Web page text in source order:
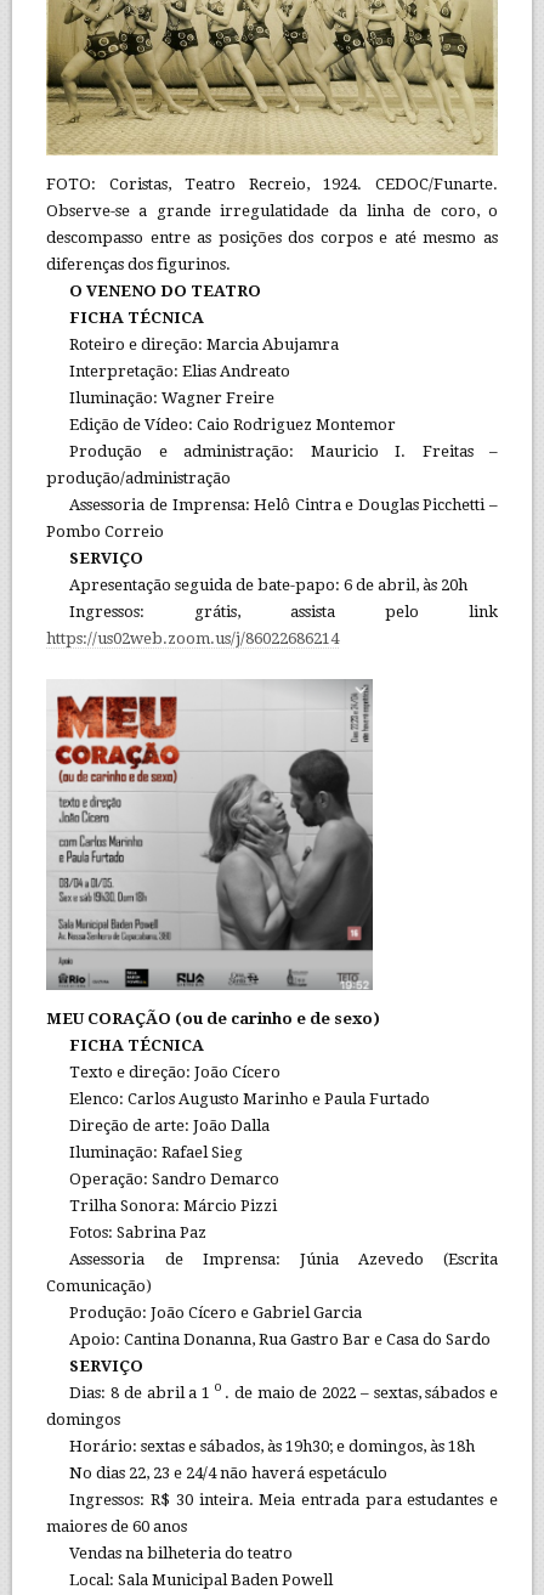
FOTO: Coristas, Teatro Recreio, 1924. CEDOC/Funarte.
Observe-se a grande irregulatidade da linha de coro, o
descompasso entre as posições dos corpos e até mesmo as
diferenças dos figurinos.
O VENENO DO TEATRO
FICHA TÉCNICA
Roteiro e direção: Marcia Abujamra
Interpretação: Elias Andreato
Iluminação: Wagner Freire
Edição de Vídeo: Caio Rodriguez Montemor
Produção e administração: Mauricio I. Freitas –
produção/administração
Assessoria de Imprensa: Helô Cintra e Douglas Picchetti –
Pombo Correio
SERVIÇO
Apresentação seguida de bate-papo: 6 de abril, às 20h
Ingressos: grátis, assista pelo link
https://us02web.zoom.us/j/86022686214
MEU CORAÇÃO (ou de carinho e de sexo)
FICHA TÉCNICA
Texto e direção: João Cícero
Elenco: Carlos Augusto Marinho e Paula Furtado
Direção de arte: João Dalla
Iluminação: Rafael Sieg
Operação: Sandro Demarco
Trilha Sonora: Márcio Pizzi
Fotos: Sabrina Paz
Assessoria de Imprensa: Júnia Azevedo (Escrita
Comunicação)
Produção: João Cícero e Gabriel Garcia
Apoio: Cantina Donanna, Rua Gastro Bar e Casa do Sardo
SERVIÇO
Dias: 8 de abril a 1
o . de maio de 2022 – sextas, sábados e
domingos
Horário: sextas e sábados, às 19h30; e domingos, às 18h
No dias 22, 23 e 24/4 não haverá espetáculo
Ingressos: R$ 30 inteira. Meia entrada para estudantes e
maiores de 60 anos
Vendas na bilheteria do teatro
Local: Sala Municipal Baden Powell